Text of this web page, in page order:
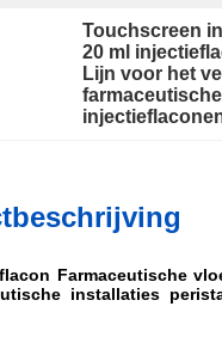
Touchscreen
20 ml
Lijn voor het
farmaceutische
Farmaceutische
installaties